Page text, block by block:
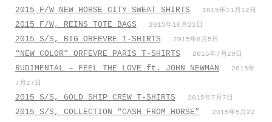
2015 F/W NEW HORSE CITY SWEAT SHIRTS 2015年11月12日
2015 F/W, REINS TOTE BAGS 2015年10月22日
2015 S/S, BIG ORFEVRE T-SHIRTS 2015年8月5日
“NEW COLOR” ORFEVRE PARIS T-SHIRTS 2015年7月29日
RUDIMENTAL – FEEL THE LOVE ft. JOHN NEWMAN
2015年
7月27日
2015 S/S, GOLD SHIP CREW T-SHIRTS 2015年7月7日
2015 S/S, COLLECTION “CASH FROM HORSE”
2015年5月22